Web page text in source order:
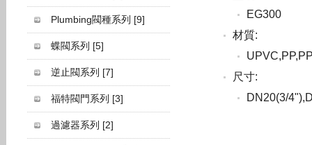
Plumbing閥種系列 [9]
蝶閥系列 [5]
逆止閥系列 [7]
福特閥門系列 [3]
過濾器系列 [2]
EG300
材質:
尺寸:
DN20(3/